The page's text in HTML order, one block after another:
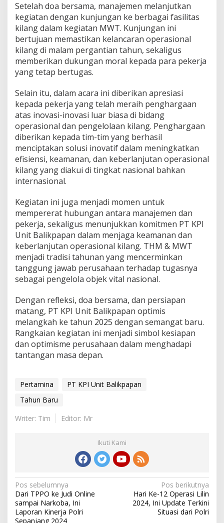
Setelah doa bersama, manajemen melanjutkan
kegiatan dengan kunjungan ke berbagai fasilitas
kilang dalam kegiatan MWT. Kunjungan ini
bertujuan memastikan kelancaran operasional
kilang di malam pergantian tahun, sekaligus
memberikan dukungan moral kepada para pekerja
yang tetap bertugas.
Selain itu, dalam acara ini diberikan apresiasi
kepada pekerja yang telah meraih penghargaan
atas inovasi-inovasi luar biasa di bidang
operasional dan pengelolaan kilang. Penghargaan
diberikan kepada tim-tim yang berhasil
menciptakan solusi inovatif dalam meningkatkan
efisiensi, keamanan, dan keberlanjutan operasional
kilang yang diakui di tingkat nasional bahkan
internasional.
Kegiatan ini juga menjadi momen untuk
mempererat hubungan antara manajemen dan
pekerja, sekaligus menunjukkan komitmen PT KPI
Unit Balikpapan dalam menjaga keamanan dan
keberlanjutan operasional kilang. THM & MWT
menjadi tradisi tahunan yang mencerminkan
tanggung jawab perusahaan terhadap tugasnya
sebagai pengelola objek vital nasional.
Dengan refleksi, doa bersama, dan persiapan
matang, PT KPI Unit Balikpapan optimis
melangkah ke tahun 2025 dengan semangat baru.
Rangkaian kegiatan ini menjadi simbol kesiapan
dan optimisme perusahaan dalam menghadapi
tantangan masa depan.
Pertamina
PT KPI Unit Balikpapan
Tahun Baru
Writer: Tim
Editor: Mr
Ikuti Kami
Navigasi
pos
Pos sebelumnya
Dari TPPO ke Judi Online
sampai Narkoba, Ini
Laporan Kinerja Polri
Sepanjang 2024
Pos berikutnya
Hari Ke-12 Operasi Lilin
2024, Ini Update Terkini
Situasi dari Polri